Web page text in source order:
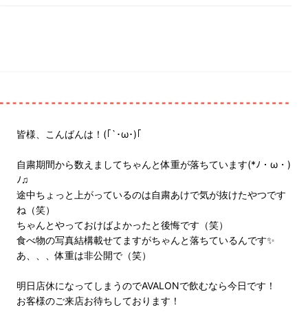
皆様、こんばんは！(｢`･ω･)｢
自粛期間から数えましてちゃんと体重が落ちています(*ﾉ・ω・)
ﾉ♫
途中ちょっと上がっているのは自粛あけで気が抜けたやつです
ね（笑）
ちゃんとやっておけばよかったと後悔です（笑）
食べ物の写真結構載せてますがちゃんと落ちているんです✨
あ、、、体重は非公開で（笑）
明日店休になってしまうのでAVALONで飲むなら今日です！
お客様のご来店お待ちしております！